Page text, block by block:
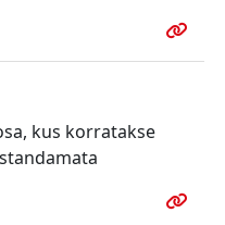
kus korratakse